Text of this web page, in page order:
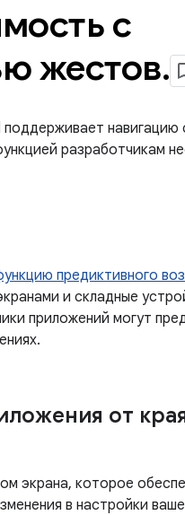
с
жестов.
поддерживает
разработчикам
предиктивного
и складные
приложений могут
от
экрана, которое
в настройки